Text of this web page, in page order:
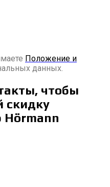
Положение и
данных.
чтобы
скидку